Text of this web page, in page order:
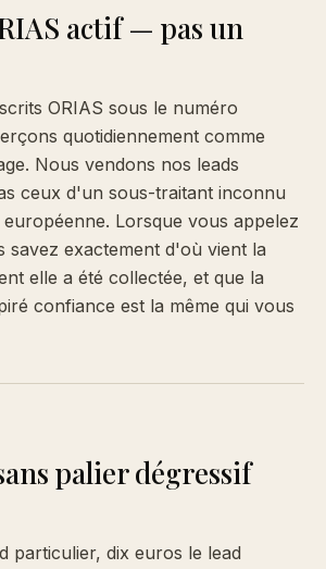
actif — pas un
ORIAS sous le numéro
quotidiennement comme
Nous vendons nos leads
ceux d'un sous-traitant inconnu
Lorsque vous appelez
savez exactement d'où vient la
elle a été collectée, et que la
confiance est la même qui vous
palier dégressif
particulier, dix euros le lead